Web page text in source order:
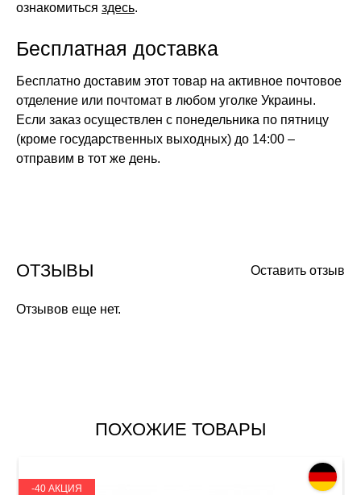
ознакомиться здесь.
Бесплатная доставка
Бесплатно доставим этот товар на активное почтовое
отделение или почтомат в любом уголке Украины.
Если заказ осуществлен с понедельника по пятницу
(кроме государственных выходных) до 14:00 –
отправим в тот же день.
Оставить отзыв
ОТЗЫВЫ
Отзывов еще нет.
ПОХОЖИЕ ТОВАРЫ
-40 АКЦИЯ